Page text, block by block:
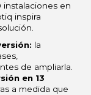
instalaciones en
inspira
la
de ampliarla.
en 13
a medida que